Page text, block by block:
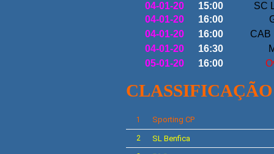
04-01-20 15:00
SC
04-01-20
16:00
04-01-20
16:00
CAB
04-01-20
16:30
05-01-20
16:00
1 Sporting CP
2 SL Benfica